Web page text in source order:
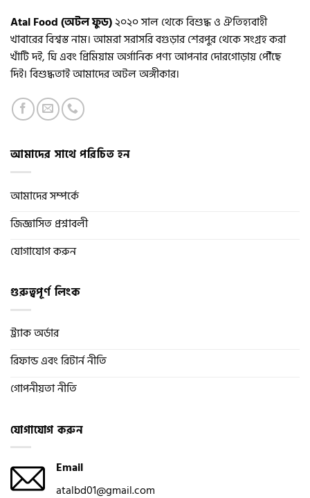
Atal Food (অটল ফুড)২০২০ সাল থেকে বিশুদ্ধ ও ঐতিহ্যবাহী
খাবারের বিশ্বস্ত নাম। আমরা সরাসরি বগুড়ার শেরপুর থেকে সংগ্রহ করা
খাঁটি দই, ঘি এবং প্রিমিয়াম অর্গানিক পণ্য আপনার দোরগোড়ায় পৌঁছে
দিই। বিশুদ্ধতাই আমাদের অটল অঙ্গীকার।
আমাদের সাথে পরিচিত হন
আমাদের সম্পর্কে
জিজ্ঞাসিত প্রশ্নাবলী
যোগাযোগ করুন
গুরুত্বপূর্ণ লিংক
ট্র্যাক অর্ডার
রিফান্ড এবং রিটার্ন নীতি
গোপনীয়তা নীতি
যোগাযোগ করুন
Email
atalbd01@gmail.com